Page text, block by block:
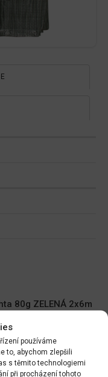
používáme
to, abychom zlepšili
s těmito technologiemi
při procházení tohoto
80g ZELENÁ 2x6m
kašírovaná zelená
5x8m 55g